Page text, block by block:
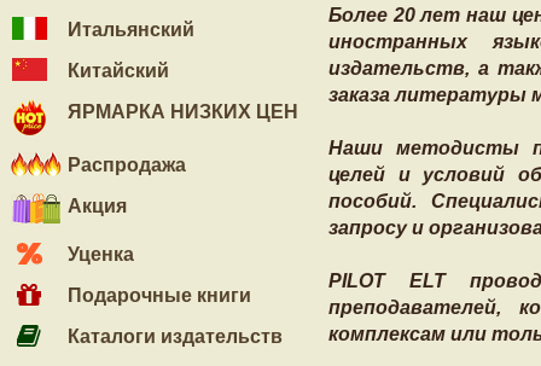
Итальянский
Китайский
ЯРМАРКА НИЗКИХ ЦЕН
Распродажа
Акция
Уценка
Подарочные книги
Каталоги издательств
Более 20 лет наш
иностранных
издательств, а
заказа литературы
Наши методисты
целей и условий
пособий.
запросу и
PILOT ELT
преподавателей,
комплексам или